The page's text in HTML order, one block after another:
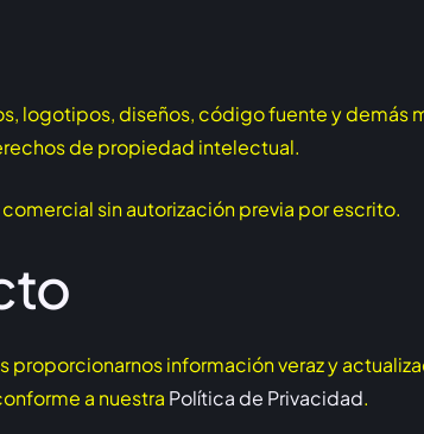
logotipos, diseños, código fuente y demás
de propiedad intelectual.
sin autorización previa por escrito.
información veraz y
a nuestra Política de Privacidad.